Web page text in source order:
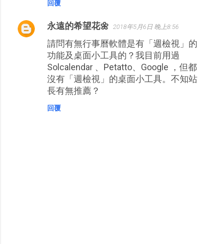
回覆
永遠的希望花🌼 2018年5月6日 晚上8:56
請問有無行事曆軟體是有「週檢視」的
功能及桌面小工具的？我目前用過
Solcalendar 、Petatto、Google ，但都
沒有「週檢視」的桌面小工具。不知站
長有無推薦？
回覆